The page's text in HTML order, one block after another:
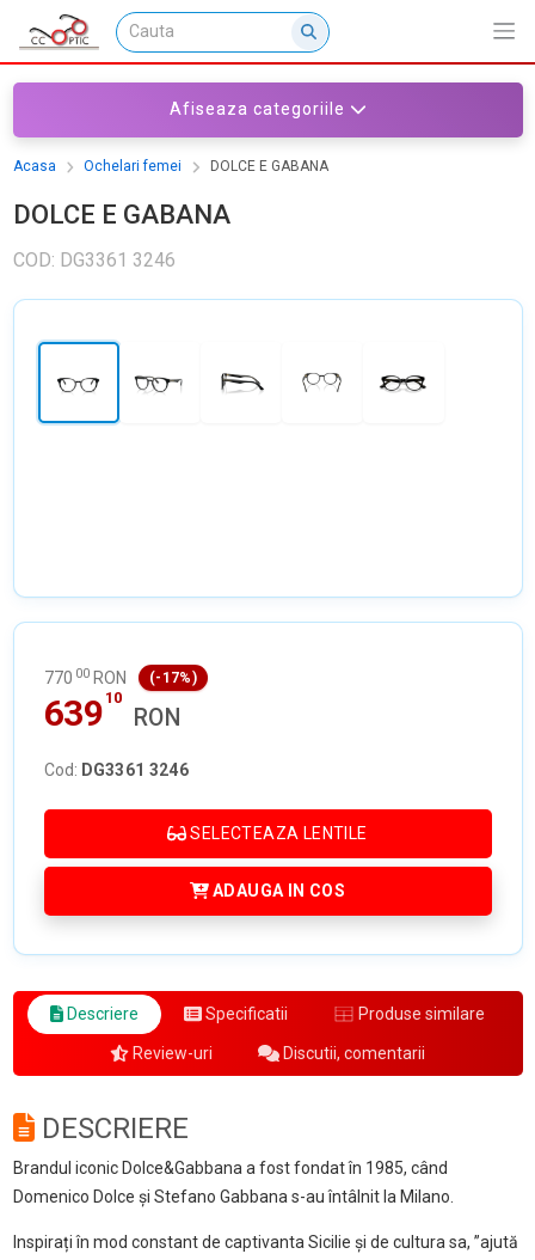
Afiseaza categoriile
Acasa Ochelari femei DOLCE E GABANA
DOLCE E GABANA
COD: DG3361 3246
770 00 RON (-17%)
639 10
RON
Cod: DG3361 3246
SELECTEAZA LENTILE
ADAUGA IN COS
Descriere Specificatii Produse similare
Review-uri Discutii, comentarii
DESCRIERE
Brandul iconic Dolce&Gabbana a fost fondat în 1985, când
Domenico Dolce și Stefano Gabbana s-au întâlnit la Milano.
Inspirați în mod constant de captivanta Sicilie și de cultura sa, ”ajută